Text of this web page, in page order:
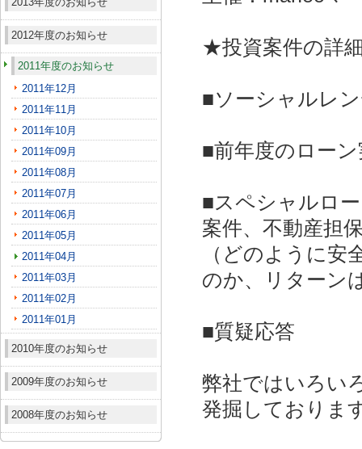
2012年度のお知らせ
2011年度のお知らせ
2011年12月
2011年11月
2011年10月
2011年09月
2011年08月
2011年07月
2011年06月
2011年05月
2011年04月
2011年03月
2011年02月
2011年01月
2010年度のお知らせ
2009年度のお知らせ
2008年度のお知らせ
★投資案件の詳
■ソーシャルレ
■前年度のロー
■スペシャルロ
案件、不動産担
（どのように
のか、リターン
■質疑応答
弊社ではいろい
発掘しておりま